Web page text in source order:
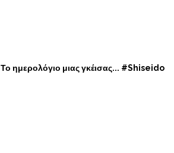
Το ημερολόγιο μιας γκέισας... #Shiseido